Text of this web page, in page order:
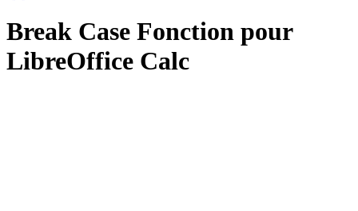
Break Case Fonction pour
LibreOffice Calc